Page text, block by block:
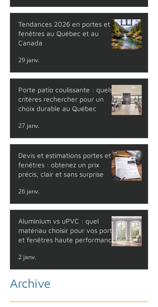
Tendances 2026 en portes et
fenêtres au Québec et au
Canada
29 janv.
Porte patio coulissante : quels
critères rechercher pour un
choix durable au Québec
27 janv.
Devis et estimations portes et
fenêtres : obtenez un prix
précis, clair et sans surprise
26 janv.
Aluminium vs uPVC : quel
matériau choisir pour vos portes
et fenêtres haute performance
2 janv.
Archive